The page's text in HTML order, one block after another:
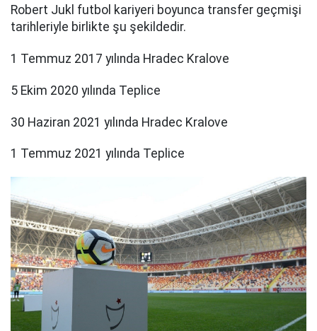
Robert Jukl futbol kariyeri boyunca transfer geçmişi
tarihleriyle birlikte şu şekildedir.
1 Temmuz 2017 yılında Hradec Kralove
5 Ekim 2020 yılında Teplice
30 Haziran 2021 yılında Hradec Kralove
1 Temmuz 2021 yılında Teplice